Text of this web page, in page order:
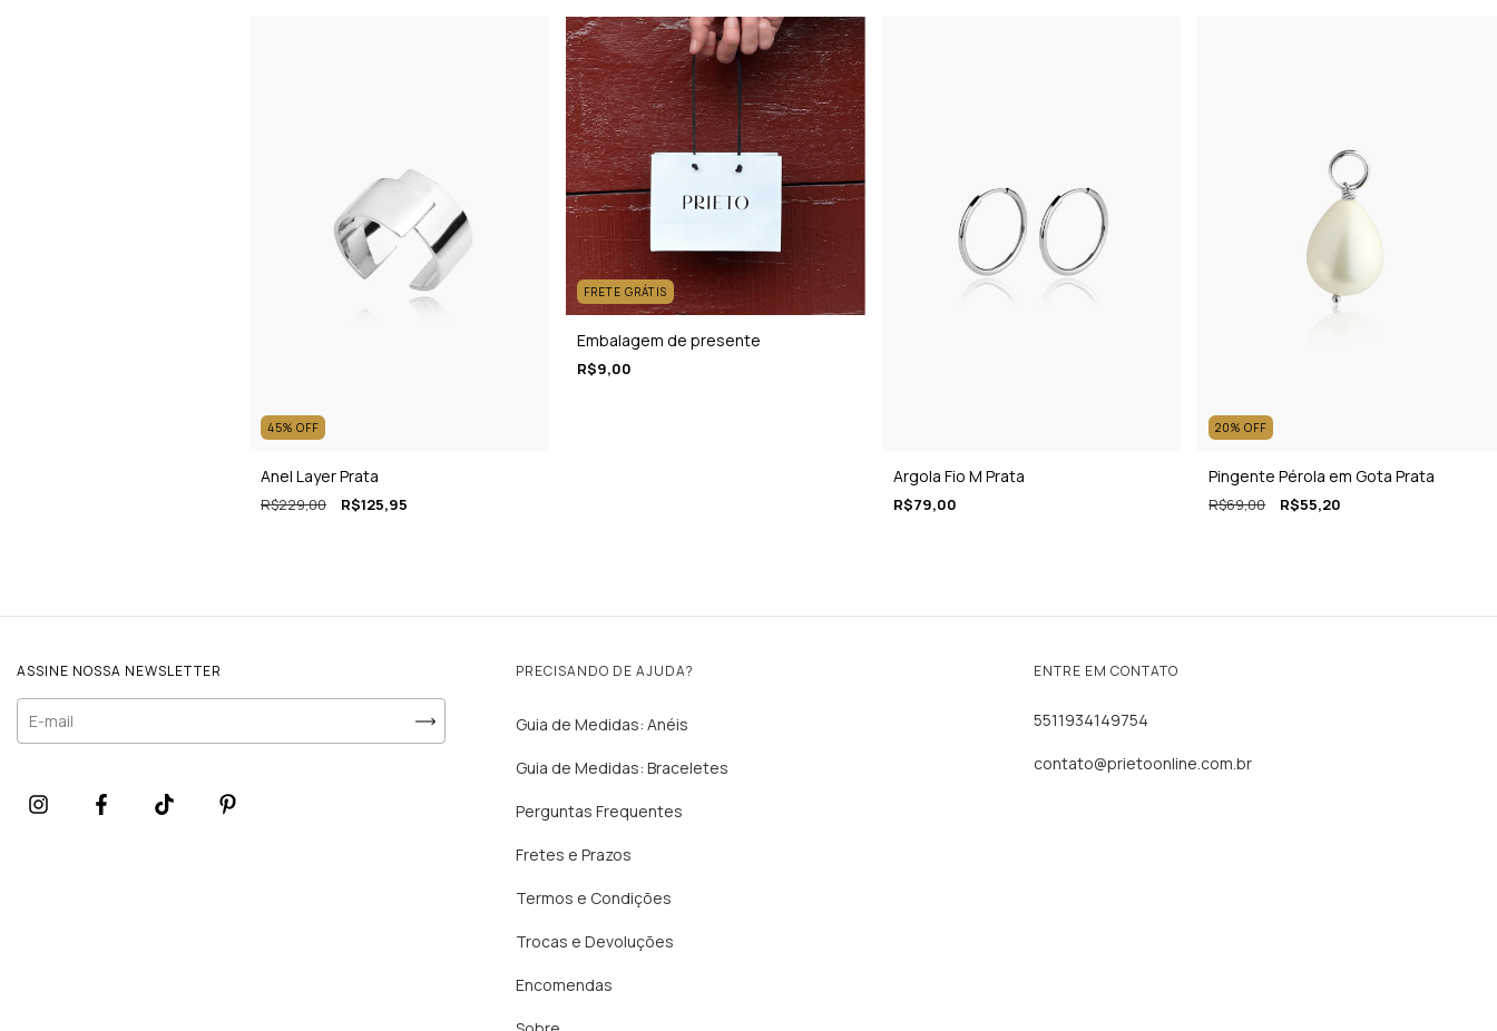
45% OFF
Anel Layer Prata
R$229,00 R$125,95
FRETE GRÁTIS
Embalagem de presente
R$9,00
Argola Fio M Prata
R$79,00
20%OFF
Pingente Pérola em Gota Prata
R$69,00 R$55,20
ASSINE NOSSA NEWSLETTER PRECISANDO DE AJUDA?
Guia de Medidas: Anéis
Guia de Medidas: Braceletes
Perguntas Frequentes
Fretes e Prazos
Termos e Condições
Trocas e Devoluções
Encomendas
ENTRE EM CONTATO
5511934149754
contato@prietoonline.com.br